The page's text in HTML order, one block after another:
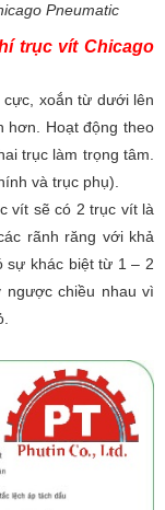
Pneumatic
trục vít Chicago
xoắn từ dưới lên
hơn. Hoạt động theo
trục làm trọng tâm.
và trục phụ).
vít sẽ có 2 trục vít là
rãnh răng với khả
sự khác biệt từ 1 – 2
ngược chiều nhau vì